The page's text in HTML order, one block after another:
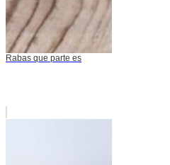
Rabas que parte es